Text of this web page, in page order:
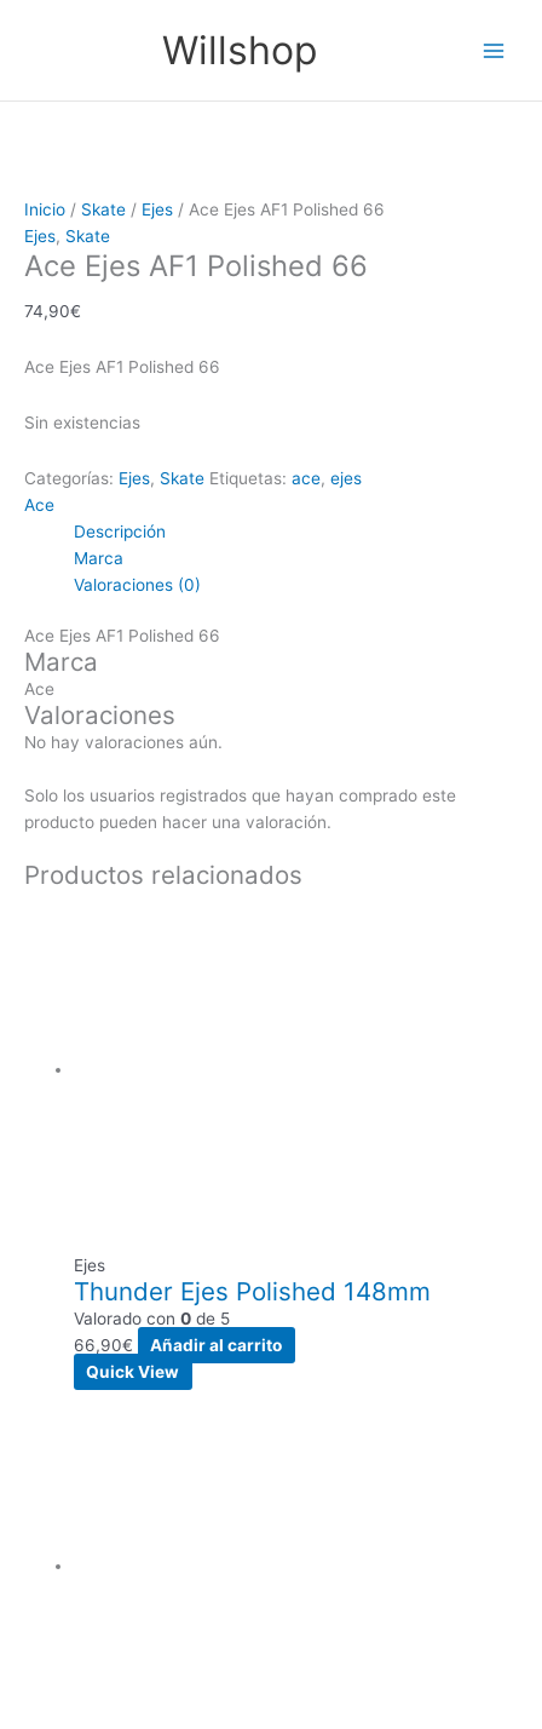
Willshop
Inicio / Skate / Ejes / Ace Ejes AF1 Polished 66
Ejes, Skate
Ace Ejes AF1 Polished 66
74,90€
Ace Ejes AF1 Polished 66
Sin existencias
Categorías: Ejes, Skate Etiquetas: ace, ejes
Ace
Descripción
Marca
Valoraciones (0)
Ace Ejes AF1 Polished 66
Marca
Ace
Valoraciones
No hay valoraciones aún.
Solo los usuarios registrados que hayan comprado este
producto pueden hacer una valoración.
Productos relacionados
Ejes
Thunder Ejes Polished 148mm
Valorado con0 de 5
66,90€
Añadir al carrito
Quick View